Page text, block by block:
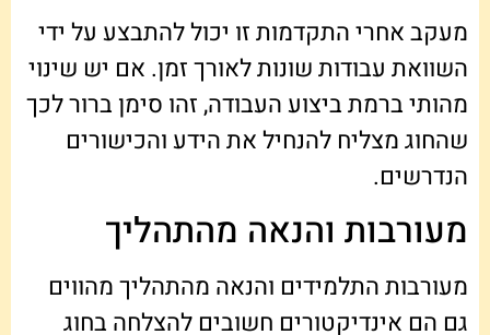
מעקב אחרי התקדמות זו יכול להתבצע על ידי
השוואת עבודות שונות לאורך זמן. אם יש שינוי
מהותי ברמת ביצוע העבודה, זהו סימן ברור לכך
שהחוג מצליח להנחיל את הידע והכישורים
הנדרשים.
מעורבות והנאה מהתהליך
מעורבות התלמידים והנאה מהתהליך מהווים
גם הם אינדיקטורים חשובים להצלחה בחוג